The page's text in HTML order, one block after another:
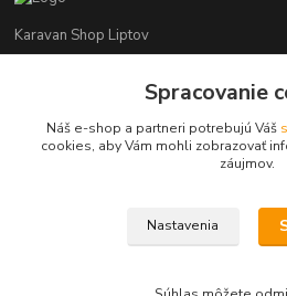
Karavan Shop Liptov
+421 903 626 885
info@karavanshopliptov.sk
Spracovanie
Náš e-shop a partneri potrebujú Váš
cookies, aby Vám mohli zobrazovať
záujmov.
Nastavenia